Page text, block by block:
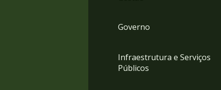
Governo
Infraestrutura e Serviços
Públicos